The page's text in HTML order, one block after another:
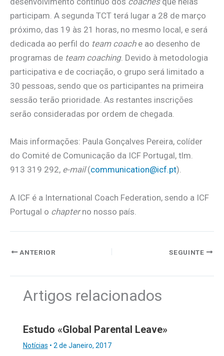
participam. A segunda TCT terá lugar a 28 de março
próximo, das 19 às 21 horas, no mesmo local, e será
dedicada ao perfil do team coache ao desenho de
programas de team coaching. Devido à metodologia
participativa e de cocriação, o grupo será limitado a
30 pessoas, sendo que os participantes na primeira
sessão terão prioridade. As restantes inscrições
serão consideradas por ordem de chegada.
Mais informações: Paula Gonçalves Pereira, colíder
do Comité de Comunicação da ICF Portugal, tlm.
913 319 292, e-mail(communication@icf.pt).
A ICF é a International Coach Federation, sendo a ICF
Portugal o chapterno nosso país.
ANTERIOR SEGUINTE
Artigos relacionados
Estudo «Global Parental Leave»
Notícias • 2 de Janeiro, 2017